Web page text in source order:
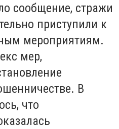
сообщение, стражи
приступили к
мероприятиям.
мер,
В
что